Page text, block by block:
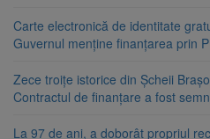
Carte electronică de identitate
Guvernul menține finanțarea prin
Zece troițe istorice din Șcheii
Contractul de finanțare a fost
La 97 de ani, a doborât propriul